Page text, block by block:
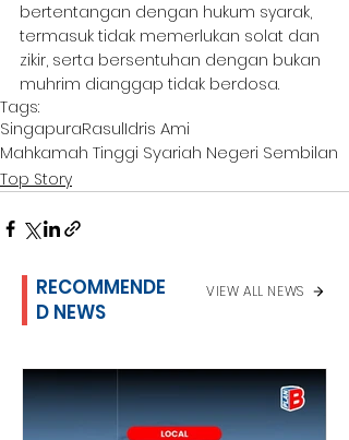
bertentangan dengan hukum syarak,
termasuk tidak memerlukan solat dan
zikir, serta bersentuhan dengan bukan
muhrim dianggap tidak berdosa.
Tags:
SingapuraRasulIdris Ami
Mahkamah Tinggi Syariah Negeri Sembilan
Top Story
RECOMMENDE
D NEWS
VIEW ALL NEWS